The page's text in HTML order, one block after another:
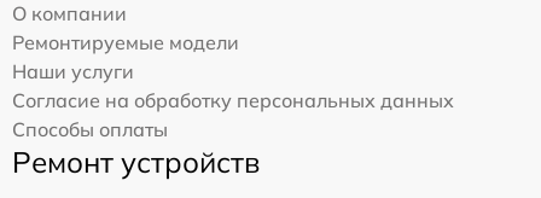
О компании
Ремонтируемые модели
Наши услуги
Согласие на обработку персональных данных
Способы оплаты
Ремонт устройств